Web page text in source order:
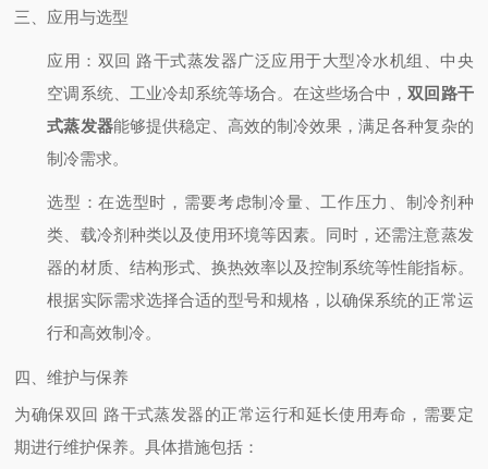
三、应用与选型
应用 ：双回 路干式蒸发器广泛应用于大型冷水机组、中央
空调系统、工业冷却系统等场合。在这些场合中，双回路干
式蒸发器能够提供稳定、高效的制冷效果，满足各种复杂的
制冷需求。
选型 ：在选型时，需要考虑制冷量、工作压力、制冷剂种
类、载冷剂种类以及使用环境等因素。同时，还需注意蒸发
器的材质、结构形式、换热效率以及控制系统等性能指标。
根据实际需求选择合适的型号和规格，以确保系统的正常运
行和高效制冷。
四、维护与保养
为确保双回 路干式蒸发器的正常运行和延长使用寿命，需要定
期进行维护保养。具体措施包括：